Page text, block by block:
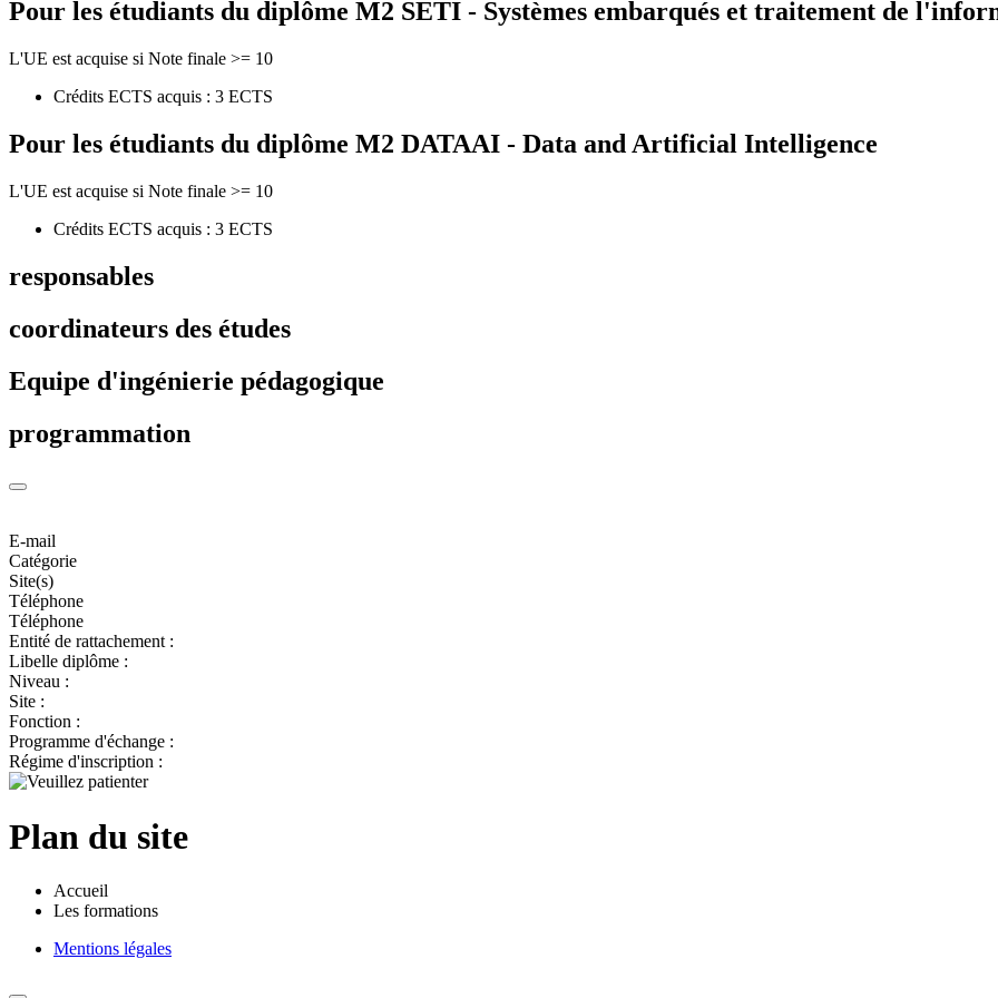
Pour les étudiants du diplôme M2 SETI - Systèmes embarqués et traitement de
L'UE est acquise si Note finale >= 10
Crédits ECTS acquis : 3 ECTS
Pour les étudiants du diplôme M2 DATAAI - Data and Artificial Intelligence
L'UE est acquise si Note finale >= 10
Crédits ECTS acquis : 3 ECTS
responsables
coordinateurs des études
Equipe d'ingénierie pédagogique
programmation
E-mail
Catégorie
Site(s)
Téléphone
Téléphone
Entité de rattachement :
Libelle diplôme :
Niveau :
Site :
Fonction :
Programme d'échange :
Régime d'inscription :
Plan du site
Accueil
Les formations
Mentions légales